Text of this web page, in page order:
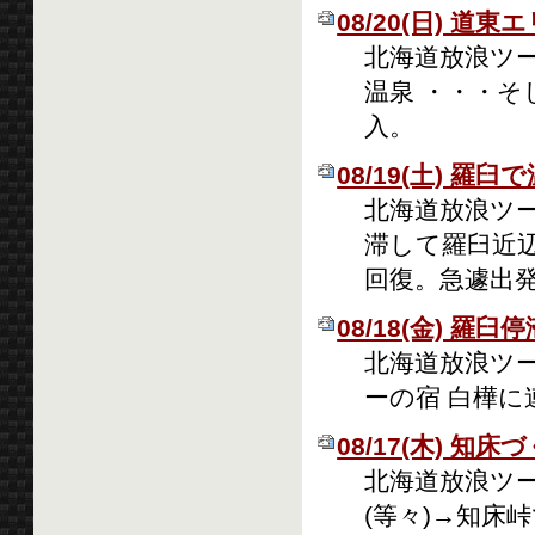
08/20(日) 道東
北海道放浪ツ
温泉 ・・・そ
入。
08/19(土) 羅臼で
北海道放浪ツ
滞して羅臼近
回復。急遽出
08/18(金) 羅臼停
北海道放浪ツ
ーの宿 白樺に
08/17(木) 知床づ
北海道放浪ツ
(等々)→知床